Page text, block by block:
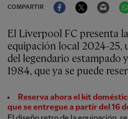
COMPARTIR
El Liverpool FC presenta
equipación local 2024-25,
del legendario estampado
1984, que ya se puede
Reserva ahora el kit
que se entregue a partir del 16